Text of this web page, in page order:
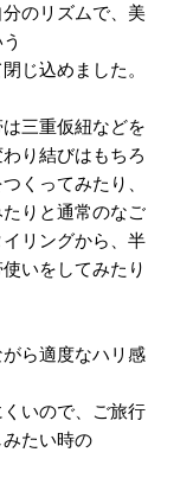
のリズムで、美
じ込めました。
三重仮紐などを
り結びはもちろ
くってみたり、
りと通常のなご
リングから、半
いをしてみたり
ら適度なハリ感
いので、ご旅行
たい時の